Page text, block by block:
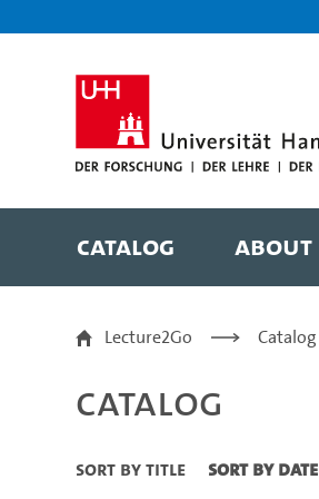
Catalog About
Catalog
Lecture2Go Catalog
Catalog
Sort By Title Sort By Date